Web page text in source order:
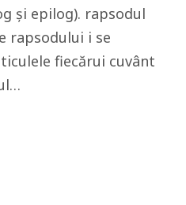
și epilog). rapsodul
rapsodului i se
fiecărui cuvânt